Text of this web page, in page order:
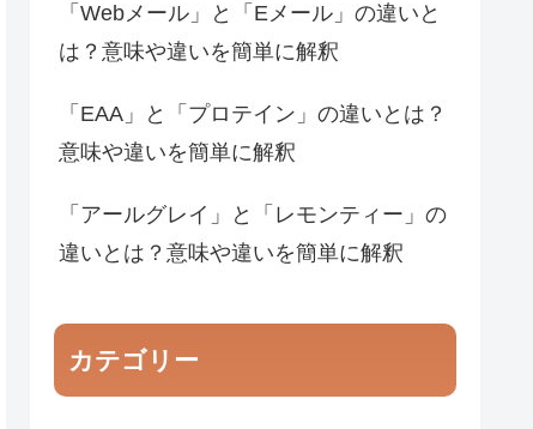
「Webメール」と「Eメール」の違いと
は？意味や違いを簡単に解釈
「EAA」と「プロテイン」の違いとは？
意味や違いを簡単に解釈
「アールグレイ」と「レモンティー」の
違いとは？意味や違いを簡単に解釈
カテゴリー